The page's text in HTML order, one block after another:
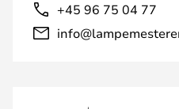
+45 96 75 04 77